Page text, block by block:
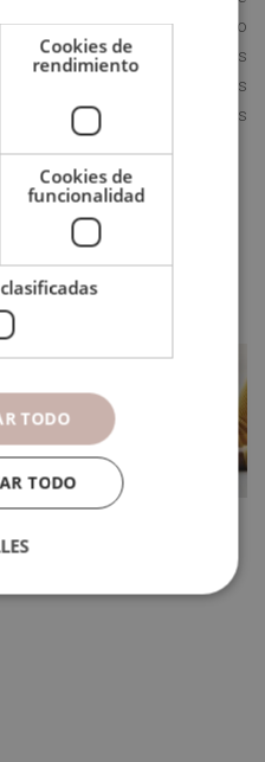
otro lado, el Certificado
prestigiosas universidades
Círculo de Universidades
se encuentran instituciones
la posibilidad de llevar
la que se reconoce y
del Diploma en cualquier
Cookies de
rendimiento
Cookies de
funcionalidad
TODO
TODO